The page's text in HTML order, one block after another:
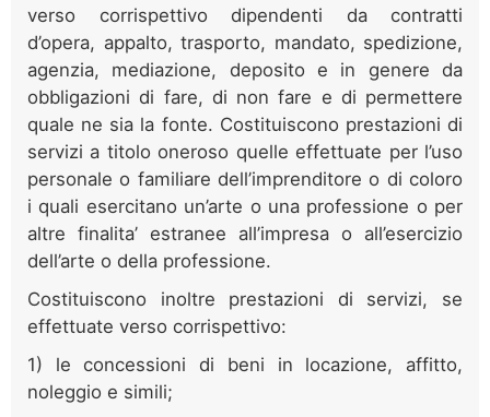
verso corrispettivo dipendenti da contratti
d’opera, appalto, trasporto, mandato, spedizione,
agenzia, mediazione, deposito e in genere da
obbligazioni di fare, di non fare e di permettere
quale ne sia la fonte. Costituiscono prestazioni di
servizi a titolo oneroso quelle effettuate per l’uso
personale o familiare dell’imprenditore o di coloro
i quali esercitano un’arte o una professione o per
altre finalita’ estranee all’impresa o all’esercizio
dell’arte o della professione.
Costituiscono inoltre prestazioni di servizi, se
effettuate verso corrispettivo:
1) le concessioni di beni in locazione, affitto,
noleggio e simili;